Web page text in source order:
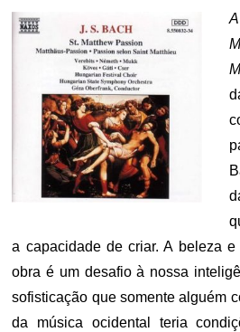
a capacidade de criar. A beleza
obra é um desafio à nossa
sofisticação que somente alguém
da música ocidental teria